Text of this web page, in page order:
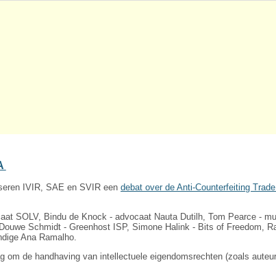
IVIR, SAE en SVIR eendebat over de Anti-Counterfeiting
SOLV, Bindu de Knock - advocaat Nauta Dutilh, Tom Pearce -
Schmidt - Greenhost ISP, Simone Halink - Bits of Freedom,
Ana Ramalho.
om de handhaving van intellectuele eigendomsrechten (zoals